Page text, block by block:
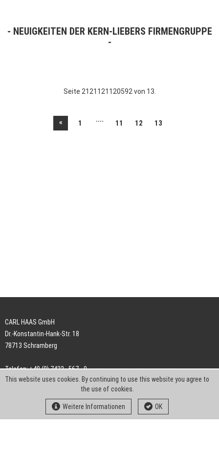
NEUIGKEITEN DER KERN-LIEBERS FIRMENGRUPPE
Seite 2121121120592 von 13.
« 1 .... 11 12 13
CARL HAAS GmbH
Dr.-Konstantin-Hank-Str. 18
78713 Schramberg
Telefon: +49 (0) 7422 . 567 - 0
Telefax: +49 (0) 7422 . 567 - 239
info-ch@kern-liebers.com
This website uses cookies. By continuing to use this website you agree to
the use of cookies.
Weitere Informationen OK